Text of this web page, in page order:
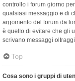
controllo i forum giorno
qualsiasi messaggio e di
argomento del forum da
è quello di evitare che gli
scrivano messaggi
Top
Cosa sono i gruppi di